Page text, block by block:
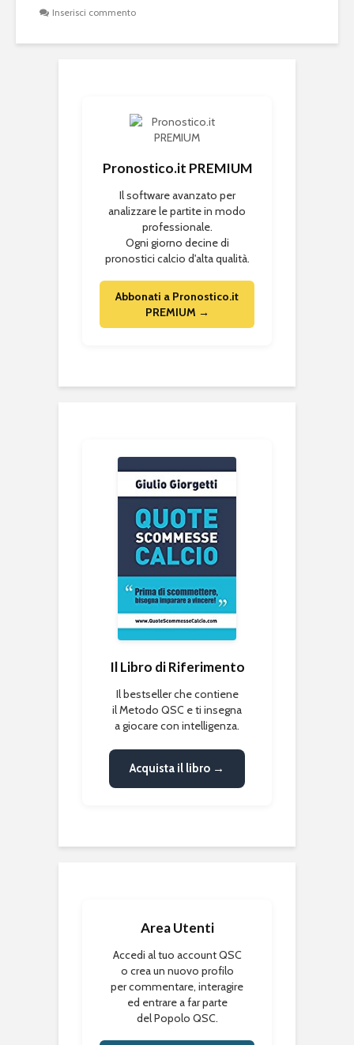
Inserisci commento
Pronostico.it PREMIUM
Il software avanzato per
analizzare le partite in modo
professionale.
Ogni giorno decine di
pronostici calcio d'alta qualità.
Abbonati a Pronostico.it
PREMIUM →
Il Libro di Riferimento
Il bestseller che contiene
il Metodo QSC e ti insegna
a giocare con intelligenza.
Acquista il libro →
Area Utenti
Accedi al tuo account QSC
o crea un nuovo profilo
per commentare, interagire
ed entrare a far parte
del Popolo QSC.